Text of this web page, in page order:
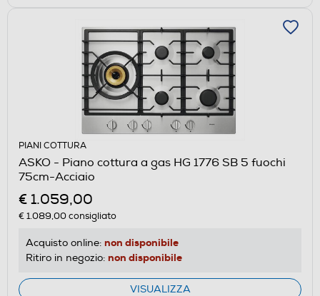
PIANI COTTURA
ASKO - Piano cottura a gas HG 1776 SB 5 fuochi
75cm-Acciaio
€ 1.059,00
€ 1.089,00consigliato
Acquisto online: non disponibile
Ritiro in negozio: non disponibile
VISUALIZZA